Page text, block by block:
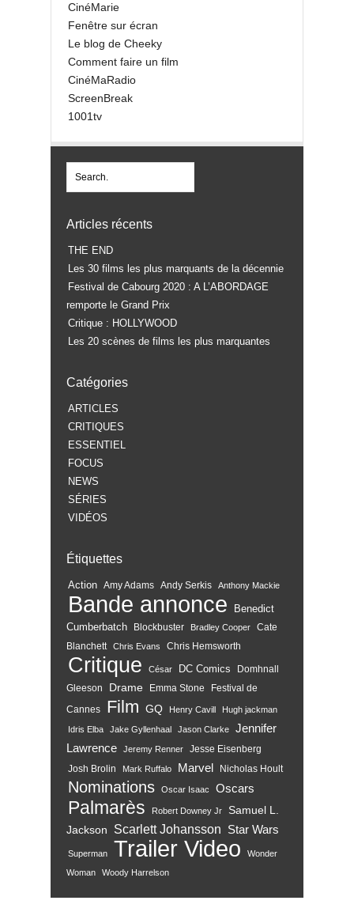
CinéMarie
Fenêtre sur écran
Le blog de Cheeky
Comment faire un film
CinéMaRadio
ScreenBreak
1001tv
Articles récents
THE END
Les 30 films les plus marquants de la décennie
Festival de Cabourg 2020 : A L’ABORDAGE
remporte le Grand Prix
Critique : HOLLYWOOD
Les 20 scènes de films les plus marquantes
Catégories
ARTICLES
CRITIQUES
ESSENTIEL
FOCUS
NEWS
SÉRIES
VIDÉOS
Étiquettes
Action Amy Adams Andy Serkis Anthony Mackie
Bande annonce
Benedict
Cumberbatch
Blockbuster Bradley Cooper
Cate
Blanchett
Chris Evans Chris Hemsworth
Critique César DC Comics
Domhnall
Gleeson
Drame Emma Stone
Festival de
Cannes
Film GQ Henry Cavill Hugh jackman
Idris Elba Jake Gyllenhaal Jason Clarke
Jennifer
Lawrence
Jeremy Renner
Jesse Eisenberg
Josh Brolin
Mark Ruffalo Marvel Nicholas Hoult
Nominations Oscar Isaac Oscars
Palmarès Robert Downey Jr
Samuel L.
Jackson
Scarlett Johansson Star Wars
Superman Trailer Video
Wonder
Woman
Woody Harrelson